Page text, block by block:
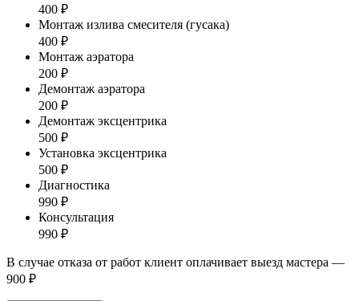
400 ₽
Монтаж излива смесителя (гусака)
400 ₽
Монтаж аэратора
200 ₽
Демонтаж аэратора
200 ₽
Демонтаж эксцентрика
500 ₽
Установка эксцентрика
500 ₽
Диагностика
990 ₽
Консультация
990 ₽
В случае отказа от работ клиент оплачивает выезд мастера —
900 ₽